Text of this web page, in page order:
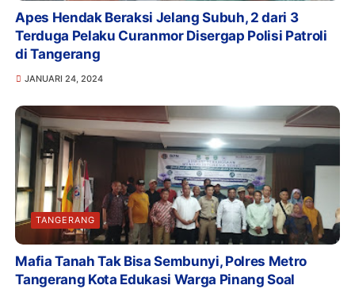
Apes Hendak Beraksi Jelang Subuh, 2 dari 3
Terduga Pelaku Curanmor Disergap Polisi Patroli
di Tangerang
JANUARI 24, 2024
TANGERANG
Mafia Tanah Tak Bisa Sembunyi, Polres Metro
Tangerang Kota Edukasi Warga Pinang Soal